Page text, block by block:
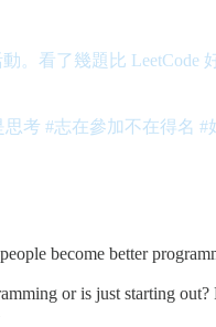
。看了幾題比 LeetCode
思考 #志在參加不在得名 #
become better
or is just starting out?